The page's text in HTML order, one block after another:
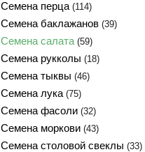
Семена перца (114)
Семена баклажанов (39)
Семена салата (59)
Семена рукколы (18)
Семена тыквы (46)
Семена лука (75)
Cемена фасоли (32)
Семена моркови (43)
Семена столовой свеклы (33)